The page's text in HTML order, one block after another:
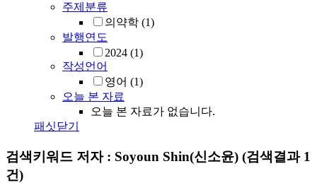
주제분류
의약학 (1)
발행연도
2024 (1)
작성언어
영어 (1)
오늘 본 자료
오늘 본 자료가 없습니다.
패싯닫기
검색키워드 저자 : Soyoun Shin(신소윤) (검색결과 1
건)